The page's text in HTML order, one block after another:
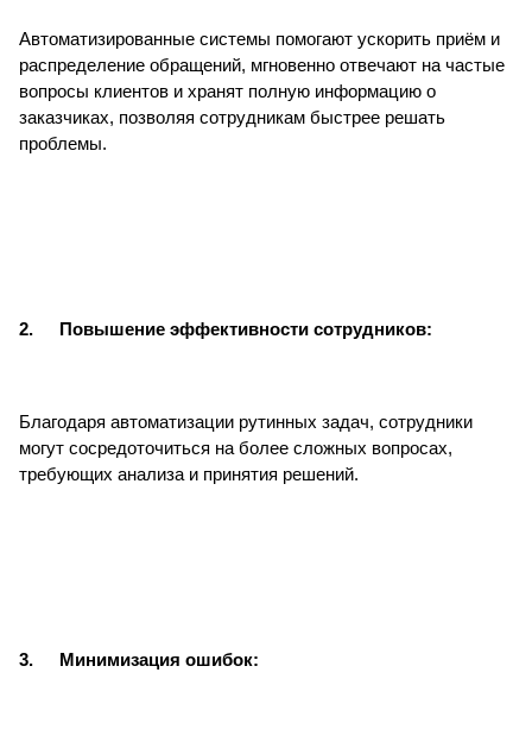
Автоматизированные системы помогают ускорить приём и
распределение обращений, мгновенно отвечают на частые
вопросы клиентов и хранят полную информацию о
заказчиках, позволяя сотрудникам быстрее решать
проблемы.
2. Повышение эффективности сотрудников:
Благодаря автоматизации рутинных задач, сотрудники
могут сосредоточиться на более сложных вопросах,
требующих анализа и принятия решений.
3. Минимизация ошибок: